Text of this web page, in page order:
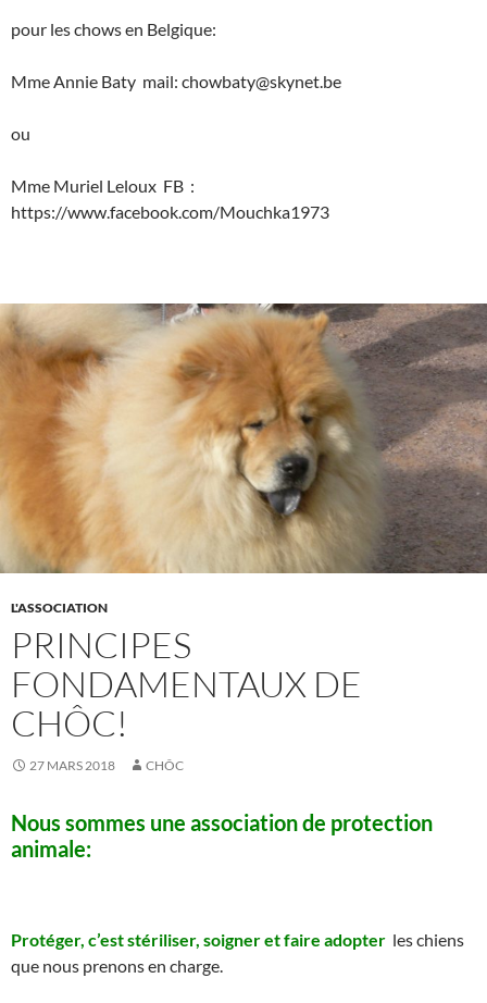
pour les chows en Belgique:
Mme Annie Baty mail: chowbaty@skynet.be
ou
Mme Muriel Leloux FB :
https://www.facebook.com/Mouchka1973
L'ASSOCIATION
PRINCIPES
FONDAMENTAUX DE
CHÔC!
27 MARS 2018 CHÔC
Nous sommes une association de protection
animale:
Protéger, c’est stériliser, soigner et faire adopter les chiens
que nous prenons en charge.